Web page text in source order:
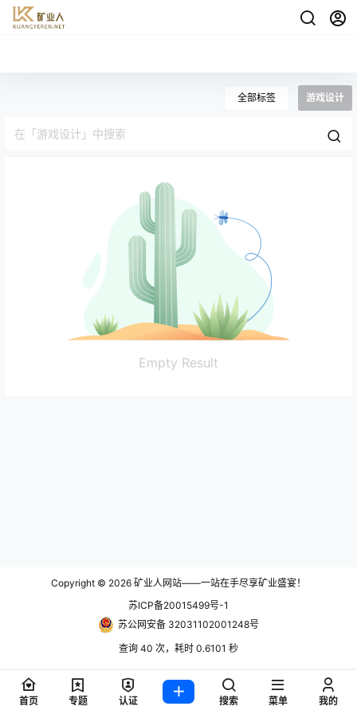
全部标签 游戏设计
Empty Result
Copyright © 2026 矿业人网站——一站在手尽享矿业盛宴！
苏ICP备20015499号-1
苏公网安备 32031102001248号
查询 40 次，耗时 0.6101 秒
首页 专题 认证 搜索 菜单 我的